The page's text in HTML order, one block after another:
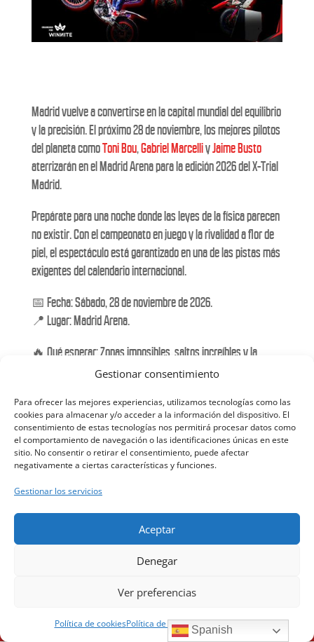
Gestionar consentimiento
Para ofrecer las mejores experiencias, utilizamos tecnologías como las
cookies para almacenar y/o acceder a la información del dispositivo. El
consentimiento de estas tecnologías nos permitirá procesar datos como
el comportamiento de navegación o las identificaciones únicas en este
sitio. No consentir o retirar el consentimiento, puede afectar
negativamente a ciertas características y funciones.
Gestionar los servicios
Aceptar
Denegar
Ver preferencias
Política de cookiesPolítica de privacidadAVISO LEGAL
Madrid vuelve a convertirse en la capital mundial del equilibrio
y la precisión. El próximo 28 de noviembre, los mejores pilotos
del planeta comoToni Bou,Gabriel MarcelliyJaime Busto
aterrizarán en el Madrid Arena para la edición 2026 del X-Trial
Madrid.
Prepárate para una noche donde las leyes de la física parecen
no existir. Con el campeonato en juego y la rivalidad a flor de
piel, el espectáculo está garantizado en una de las pistas más
exigentes del calendario internacional.
📅 Fecha: Sábado, 28 de noviembre de 2026.
📍 Lugar: Madrid Arena.
🔥 Qué esperar: Zonas imposibles, saltos increíbles y la
adrenalina del mejor Trial Indoor del mundo.
¿Estás listo para vivirlo en directo? No dejes que te lo
cuenten. La preventa de entradas comenzará próximamente.
¡Mantente atento a nuestras redes sociales para asegurar tu
sitio en la grada!
#XTrialMadrid#MadridArena
Spanish